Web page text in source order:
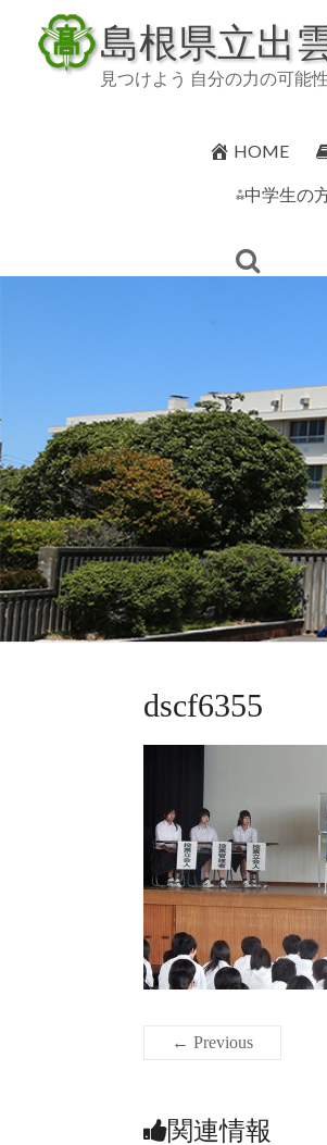
content
島根県立出
見つけよう 自分の力の可能性
HOME
⁂中学生の
dscf6355
← Previous
関連情報